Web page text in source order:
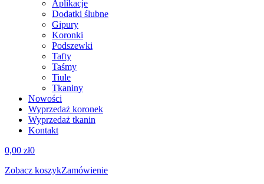
Aplikacje
Dodatki ślubne
Gipury
Koronki
Podszewki
Tafty
Taśmy
Tiule
Tkaniny
Nowości
Wyprzedaż koronek
Wyprzedaż tkanin
Kontakt
0,00 zł0
Zobacz koszykZamówienie